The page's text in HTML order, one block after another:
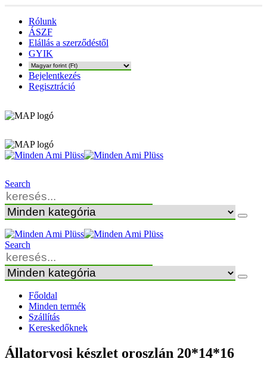
Rólunk
ÁSZF
Elállás a szerződéstől
GYIK
Bejelentkezés
Regisztráció
Search
Search
Főoldal
Minden termék
Szállítás
Kereskedőknek
Állatorvosi készlet oroszlán 20*14*16